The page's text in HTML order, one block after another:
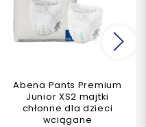
Abena Pants Premium
Junior XS2 majtki
chłonne dla dzieci
wciągane